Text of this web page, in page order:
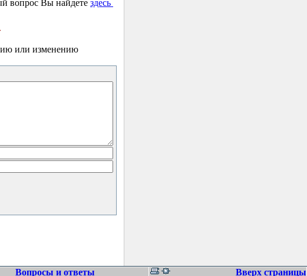
вопрос Вы найдете здесь
или изменению
Вопросы и ответы Вверх страницы